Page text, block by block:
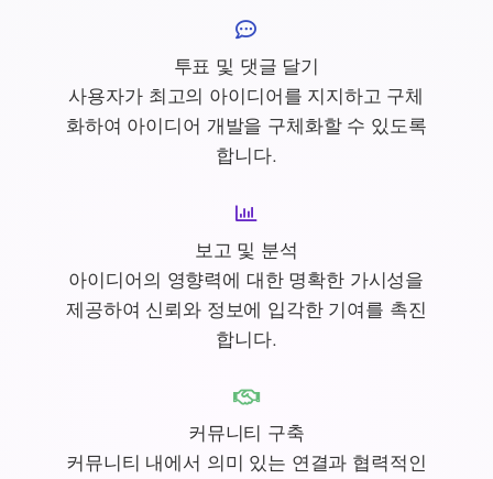
투표 및 댓글 달기
사용자가 최고의 아이디어를 지지하고 구체
화하여 아이디어 개발을 구체화할 수 있도록
합니다.
보고 및 분석
아이디어의 영향력에 대한 명확한 가시성을
제공하여 신뢰와 정보에 입각한 기여를 촉진
합니다.
커뮤니티 구축
커뮤니티 내에서 의미 있는 연결과 협력적인